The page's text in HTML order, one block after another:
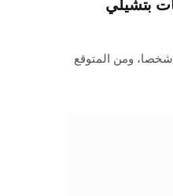
ارتفعت حصيلة قتلى حرائق الغابات المستعرة في وسط تشيلي إلى 65 شخصا، ومن المتوقع